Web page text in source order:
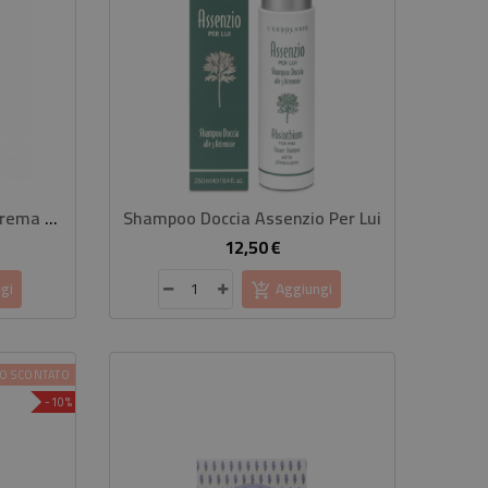
GUAM - Inthenso Effect Crema Snellente Menopausa
-10%
SCONTATO
Shampoo Doccia Assenzio Per Lui
12,50 €Prezzo
Aggiungi